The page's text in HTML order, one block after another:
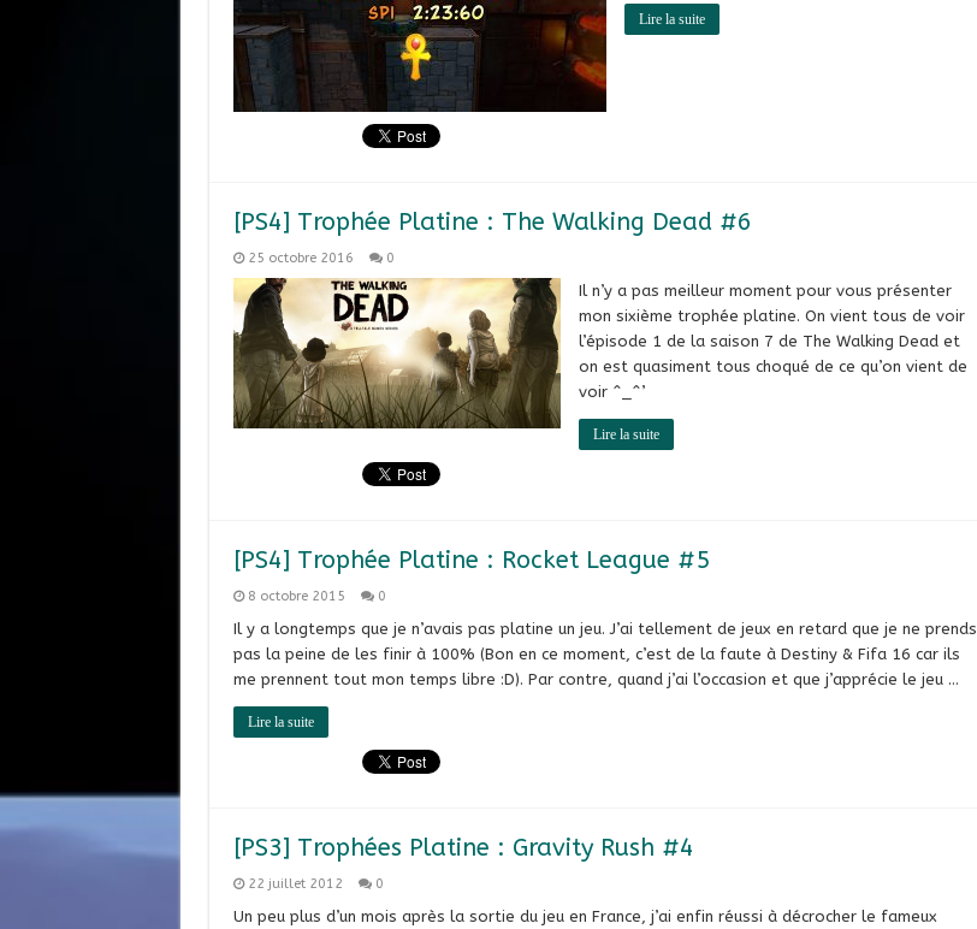
Lire la suite
[PS4] Trophée Platine : The Walking Dead #6
25 octobre 2016 0
Il n’y a pas meilleur moment pour vous présenter
mon sixième trophée platine. On vient tous de voir
l’épisode 1 de la saison 7 de The Walking Dead et
on est quasiment tous choqué de ce qu’on vient de
voir ^_^’
Lire la suite
[PS4] Trophée Platine : Rocket League #5
8 octobre 2015 0
Il y a longtemps que je n’avais pas platine un jeu. J’ai tellement de jeux en retard que je ne prends
pas la peine de les finir à 100% (Bon en ce moment, c’est de la faute à Destiny & Fifa 16 car ils
me prennent tout mon temps libre :D). Par contre, quand j’ai l’occasion et que j’apprécie le jeu …
Lire la suite
[PS3] Trophées Platine : Gravity Rush #4
22 juillet 2012 0
Un peu plus d’un mois après la sortie du jeu en France, j’ai enfin réussi à décrocher le fameux